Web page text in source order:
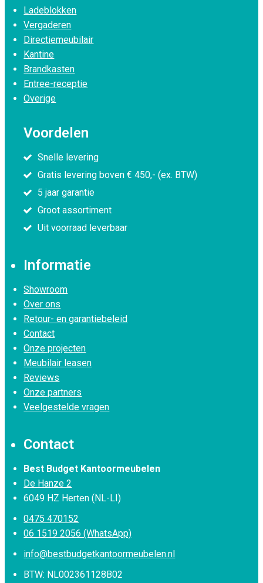
Ladeblokken
Vergaderen
Directiemeubilair
Kantine
Brandkasten
Entree-receptie
Overige
Voordelen
Snelle levering
Gratis levering boven € 450,- (ex. BTW)
5 jaar garantie
Groot assortiment
Uit voorraad leverbaar
Informatie
Showroom
Over ons
Retour- en garantiebeleid
Contact
Onze projecten
Meubilair leasen
Reviews
Onze partners
Veelgestelde vragen
Contact
Best Budget Kantoormeubelen
De Hanze 2
6049 HZ Herten (NL-LI)
0475 470152
06 1519 2056 (WhatsApp)
info@bestbudgetkantoormeubelen.nl
BTW: NL002361128B02